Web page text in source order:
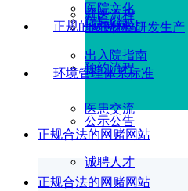
医院文化
就医流程
出入院指南
信息公示
地坪材料研发生产
预约流程
医患交流
正规的网赌网站
环境管理体系标准
公示公告
诚聘人才
正规合法的网赌网站
正规合法的网赌网站